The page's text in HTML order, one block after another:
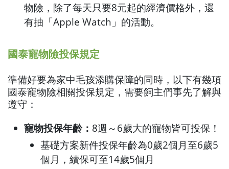
物險，除了每天只要8元起的經濟價格外，還
有抽「Apple Watch」的活動。
國泰寵物險投保規定
準備好要為家中毛孩添購保障的同時，以下有幾項
國泰寵物險相關投保規定，需要飼主們事先了解與
遵守：
寵物投保年齡： 8週～6歲大的寵物皆可投保！
基礎方案新件投保年齡為0歲2個月至6歲5
個月，續保可至14歲5個月